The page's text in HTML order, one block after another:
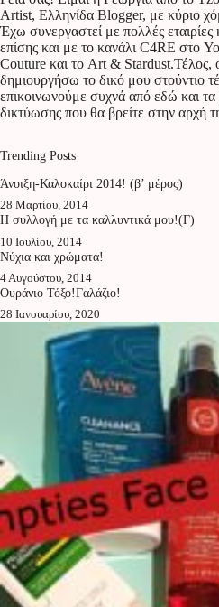
Artist, Ελληνίδα Blogger, με κύριο
Έχω συνεργαστεί με πολλές
επίσης και με το κανάλι C4RE στο
Couture και το Art & Stardust.Τέλος,
δημιουργήσω το δικό μου στούντιο
επικοινωνούμε συχνά από εδώ και
δικτύωσης που θα βρείτε στην αρχή
Trending Posts
Άνοιξη-Καλοκαίρι 2014! (β’ μέρος)
28 Μαρτίου, 2014
Η συλλογή με τα καλλυντικά μου!(Γ)
10 Ιουλίου, 2014
Νύχια και χρώματα!
4 Αυγούστου, 2014
Ουράνιο Τόξο!Γαλάζιο!
28 Ιανουαρίου, 2020